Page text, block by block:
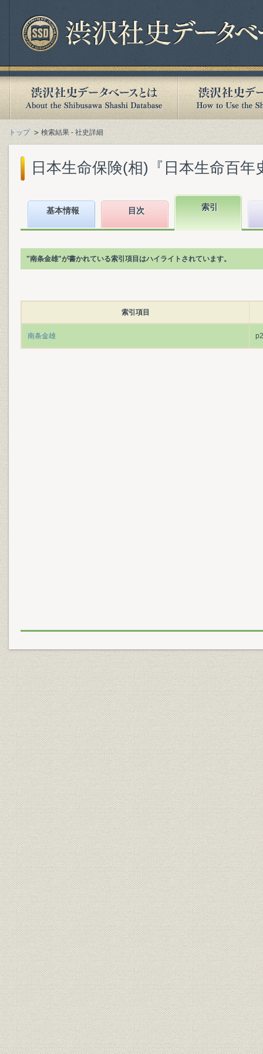
トップ 検索結果 - 社史詳細
日本生命保険(相)『日本生命百年
基本情報 目次 索引
"南条金雄"が書かれている索引項目はハイライトされています。
索引項目
南条金雄